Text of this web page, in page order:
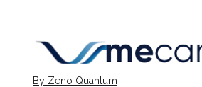
By Zeno Quantum